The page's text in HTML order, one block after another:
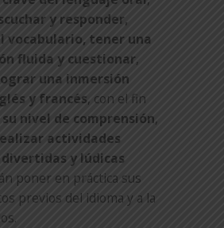
y responder,
vocabulario, tener una
fluida y cuestionar,
una inmersión
y francés, con el fin
nivel de comprensión,
actividades
y lúdicas
poner en práctica sus
previos del idioma y a la